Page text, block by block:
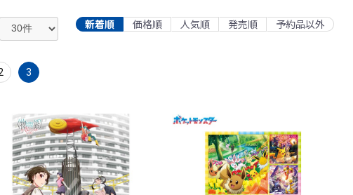
新着順 価格順 人気順 発売順 予約品以外
3